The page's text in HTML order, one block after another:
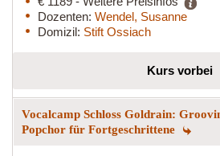
Dozenten: Wendel, Susanne
Domizil: Stift Ossiach
Kurs vorbei
Vocalcamp Schloss Goldrain:
Popchor für Fortgeschrittene